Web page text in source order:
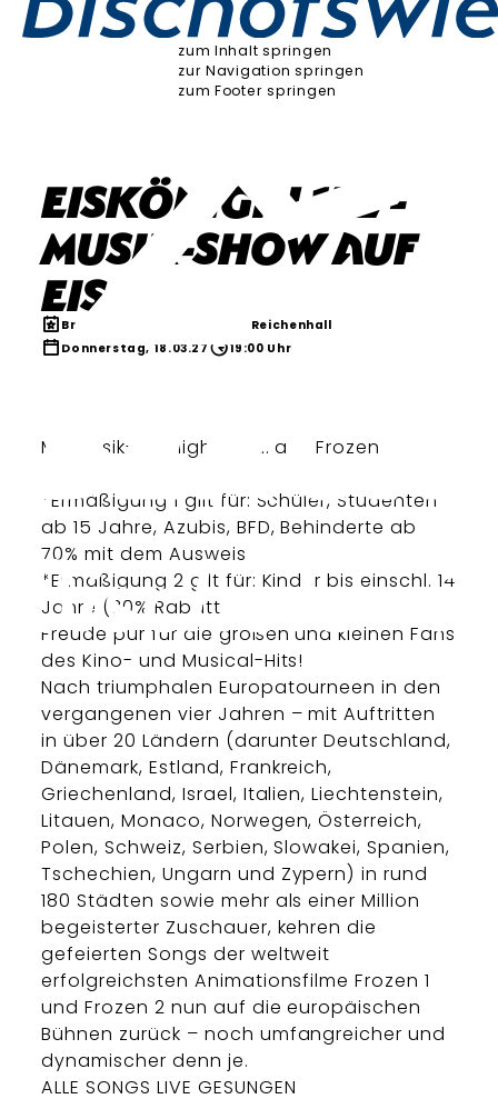
zum Inhalt springen
zur Navigation springen
zum Footer springen
Eiskönigin 1&2 -
Musik-Show auf
Eis
Brauchtum & Kultur
Bad Reichenhall
Donnerstag, 18.03.27
19:00 Uhr
Mit Musik-Highlights u.a. aus Frozen 1&2
*Ermäßigung 1 gilt für: Schüler, Studenten
ab 15 Jahre, Azubis, BFD, Behinderte ab
70% mit dem Ausweis
*Ermäßigung 2 gilt für: Kinder bis einschl. 14
Jahre (30% Rabatt)
Freude pur für die großen und kleinen Fans
des Kino- und Musical-Hits!
Nach triumphalen Europatourneen in den
vergangenen vier Jahren – mit Auftritten
in über 20 Ländern (darunter Deutschland,
Dänemark, Estland, Frankreich,
Griechenland, Israel, Italien, Liechtenstein,
Litauen, Monaco, Norwegen, Österreich,
Polen, Schweiz, Serbien, Slowakei, Spanien,
Tschechien, Ungarn und Zypern) in rund
180 Städten sowie mehr als einer Million
begeisterter Zuschauer, kehren die
gefeierten Songs der weltweit
erfolgreichsten Animationsfilme Frozen 1
und Frozen 2 nun auf die europäischen
Bühnen zurück – noch umfangreicher und
dynamischer denn je.
ALLE SONGS LIVE GESUNGEN